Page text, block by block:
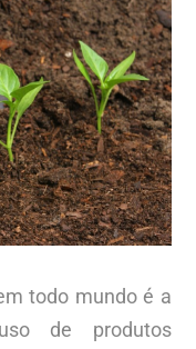
todo mundo é a
de produtos